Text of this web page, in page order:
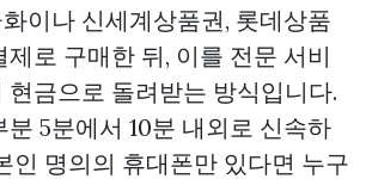
이나 신세계상품권, 롯데상품
로 구매한 뒤, 이를 전문 서비
현금으로 돌려받는 방식입니다.
분 5분에서 10분 내외로 신속하
인 명의의 휴대폰만 있다면 누구